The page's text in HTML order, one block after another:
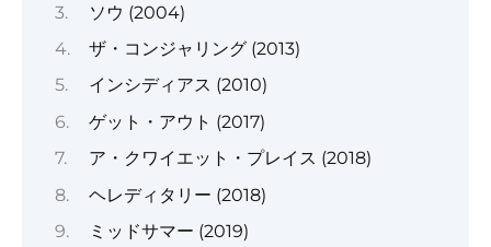
ソウ (2004)
ザ・コンジャリング (2013)
インシディアス (2010)
ゲット・アウト (2017)
ア・クワイエット・プレイス (2018)
ヘレディタリー (2018)
ミッドサマー (2019)